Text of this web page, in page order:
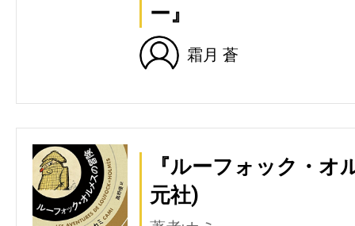
ー』
霜月 蒼
『ルーフォック・オ
元社)